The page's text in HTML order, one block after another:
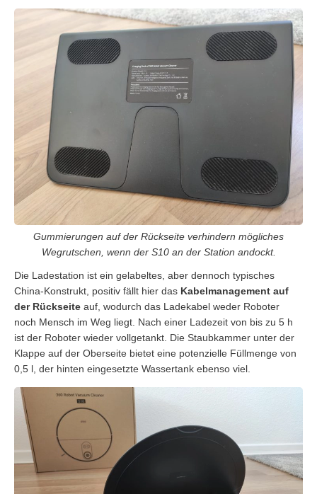
Gummierungen auf der Rückseite verhindern mögliches
Wegrutschen, wenn der S10 an der Station andockt.
Die Ladestation ist ein gelabeltes, aber dennoch typisches
China-Konstrukt, positiv fällt hier das Kabelmanagement auf
der Rückseite auf, wodurch das Ladekabel weder Roboter
noch Mensch im Weg liegt. Nach einer Ladezeit von bis zu 5 h
ist der Roboter wieder vollgetankt. Die Staubkammer unter der
Klappe auf der Oberseite bietet eine potenzielle Füllmenge von
0,5 l, der hinten eingesetzte Wassertank ebenso viel.